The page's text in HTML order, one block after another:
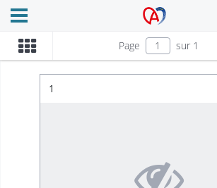
Archives Alsace - Colmar
Ouvrir le menu déroulant
Page sur 1
Résultat n°
1